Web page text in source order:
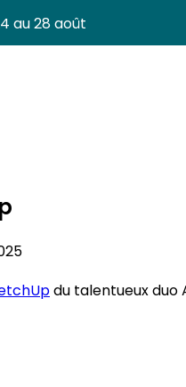
au 28 août
du talentueux duo